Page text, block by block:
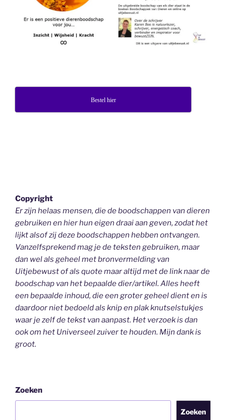
Bestel hier
Copyright
Er zijn helaas mensen, die de boodschappen van dieren
gebruiken en hier hun eigen draai aan geven, zodat het
lijkt alsof zij deze boodschappen hebben ontvangen.
Vanzelfsprekend mag je de teksten gebruiken, maar
dan wel als geheelmet bronvermelding van
Uitjebewustof als quote maar altijd met de link naar de
boodschap van het bepaalde dier/artikel. Alles heeft
een bepaalde inhoud, die een groter geheel dient en is
daardoor niet bedoeld als knip en plak knutselstukjes
waar je zelf de tekst van aanpast. Het verzoek is dan
ook om het Universeel zuiver te houden. Mijn dank is
groot.
Zoeken
Zoeken